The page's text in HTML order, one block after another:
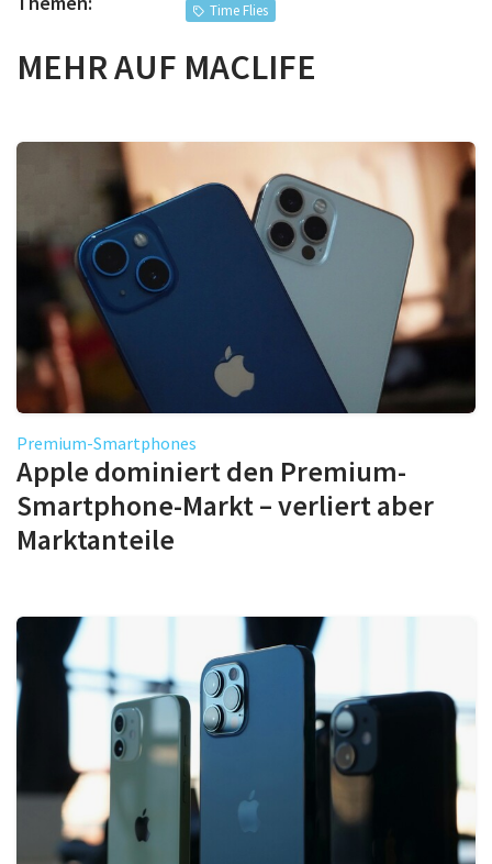
Time Flies
MEHR AUF MACLIFE
Premium-Smartphones
Apple dominiert den Premium-
Smartphone-Markt – verliert aber
Marktanteile